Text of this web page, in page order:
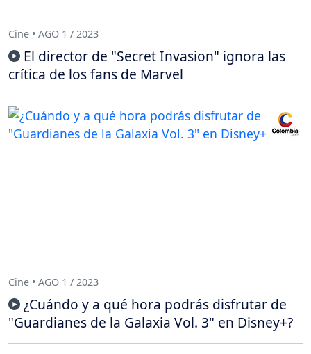
Cine • AGO 1 / 2023
El director de "Secret Invasion" ignora las
crítica de los fans de Marvel
Cine • AGO 1 / 2023
¿Cuándo y a qué hora podrás disfrutar de
"Guardianes de la Galaxia Vol. 3" en Disney+?